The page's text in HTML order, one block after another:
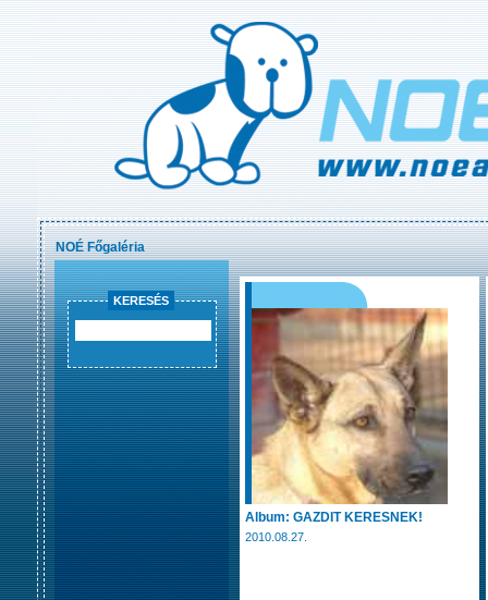
NOÉ Főgaléria
KERESÉS
Album: GAZDIT KERESNEK!
2010.08.27.